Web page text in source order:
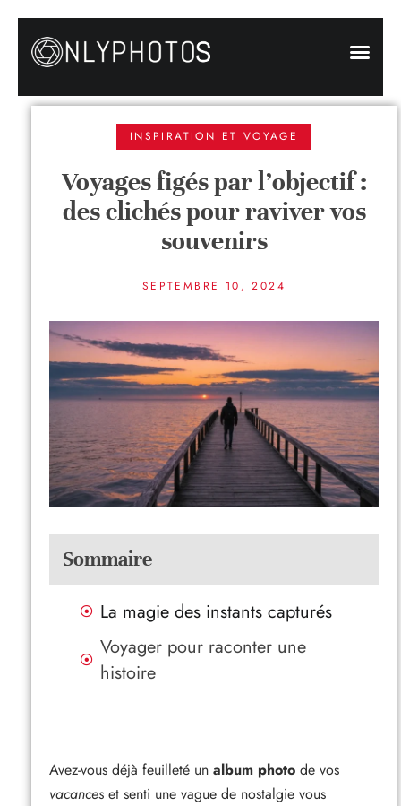
INSPIRATION ET VOYAGE
Voyages figés par l’objectif :
des clichés pour raviver vos
souvenirs
SEPTEMBRE 10, 2024
Sommaire
La magie des instants capturés
Voyager pour raconter une
histoire
Avez-vous déjà feuilleté un album photo de vos
vacances et senti une vague de nostalgie vous